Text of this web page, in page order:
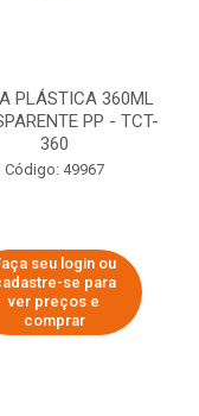
PLÁSTICA 360ML
PP - TCT-
360
Código: 49967
seu login ou
se para
ver preços e
comprar